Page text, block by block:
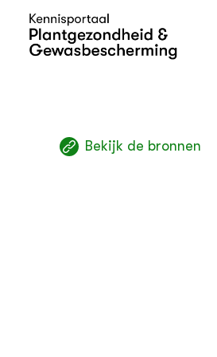
Bekijk de bronnen